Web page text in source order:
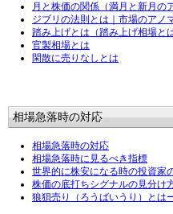
月と株価の関係（満月と新月の
ジブリの法則とは｜市場のアノ
踏み上げとは（踏み上げ相場と
官製相場とは
閑散に売りなしとは
相場急落時の対応
相場急落時の対応
相場急落時に見るべき指標
世界的に株安になる時の投資家
株価の底打ちシグナルの見分け
狼狽売り（ろうばいうり）とは